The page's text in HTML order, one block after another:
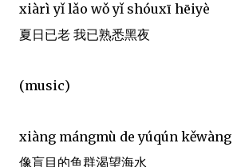
xiàrì yǐ lǎo wǒ yǐ shóuxī hēiyè
夏日已老 我已熟悉黑夜
(music)
xiàng mángmù de yúqún
像盲目的鱼群渴望海水